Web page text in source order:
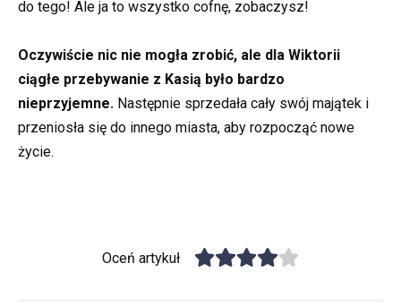
do tego! Ale ja to wszystko cofnę, zobaczysz!
Oczywiście nic nie mogła zrobić, ale dla Wiktorii
ciągłe przebywanie z Kasią było bardzo
nieprzyjemne. Następnie sprzedała cały swój majątek i
przeniosła się do innego miasta, aby rozpocząć nowe
życie.
Oceń artykuł